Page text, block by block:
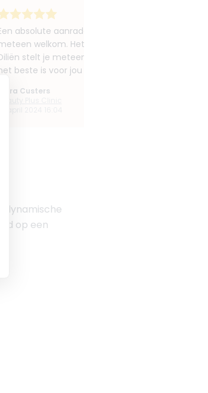
absolute aanrader!!! Super vriendelijke en
welkom. Het was de allereerste keer dat
stelt je meteen op je gemak. Ze is heel
beste is voor jou om te laten behandelen.
Kiara Custers
dynamische
op een